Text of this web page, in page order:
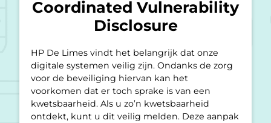
Coordinated Vulnerability
Disclosure
HP De Limes vindt het belangrijk dat onze
digitale systemen veilig zijn. Ondanks de zorg
voor de beveiliging hiervan kan het
voorkomen dat er toch sprake is van een
kwetsbaarheid. Als u zo’n kwetsbaarheid
ontdekt, kunt u dit veilig melden. Deze aanpak